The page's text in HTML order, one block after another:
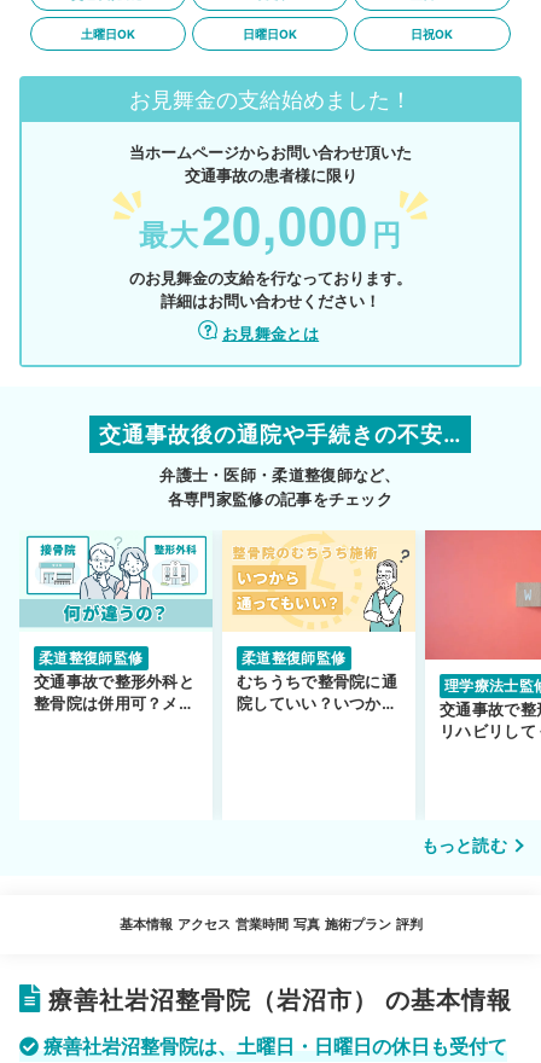
土曜日OK 日曜日OK 日祝OK
お見舞金の支給始めました！
当ホームページからお問い合わせ頂いた
交通事故の患者様に限り
最大20,000 円
のお見舞金の支給を行なっております。
詳細はお問い合わせください！
お見舞金とは
交通事故後の通院や手続きの不安…
弁護士・医師・柔道整復師など、
各専門家監修の記事をチェック
柔道整復師監修
交通事故で整形外科と
整骨院は併用可？メリ
柔道整復師監修
むちうちで整骨院に通
院していい？いつから
理学療法士監
交通事故で整
リハビリして
もっと読む
基本情報 アクセス 営業時間 写真 施術プラン 評判
療善社岩沼整骨院（岩沼市） の基本情報
療善社岩沼整骨院は、土曜日・日曜日の休日も受付て